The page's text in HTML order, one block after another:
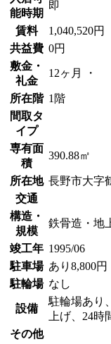
能時期
即
賃料
1,040,520円
共益費 0円
敷金・
礼金
12ヶ月 ・
所在階 1階
間取タ
イプ
専有面
積
390.88㎡
所在地 長野市大字
交通
構造・
規模
鉄骨造・地
竣工年 1995/06
駐車場 あり8,800円
駐輪場 なし
設備
駐輪場あり
上げ、24時
その他